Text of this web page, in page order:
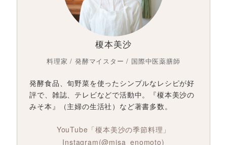
榎本美沙
料理家 / 発酵マイスター / 国際中医薬膳師
発酵食品、旬野菜を使ったシンプルなレシピが好
評で、雑誌、テレビなどで活動中。『榎本美沙の
みそ本』（主婦の生活社）など著書多数。
YouTube「榎本美沙の季節料理」
Instagram(@misa_enomoto)